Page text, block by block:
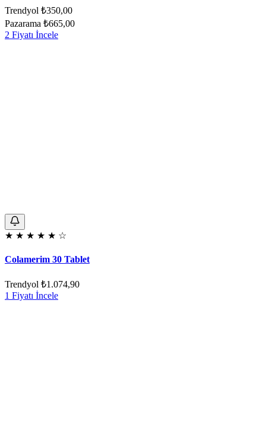
Trendyol ₺350,00
Pazarama ₺665,00
2 Fiyatı İncele
★ ★ ★ ★ ★ ☆
Colamerim 30 Tablet
Trendyol ₺1.074,90
1 Fiyatı İncele